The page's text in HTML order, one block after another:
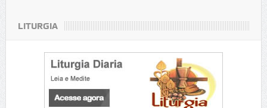
LITURGIA